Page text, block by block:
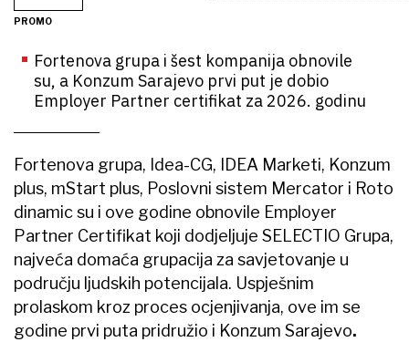
PROMO
Fortenova grupa i šest kompanija obnovile
su, a Konzum Sarajevo prvi put je dobio
Employer Partner certifikat za 2026. godinu
Fortenova grupa, Idea-CG, IDEA Marketi, Konzum
plus, mStart plus, Poslovni sistem Mercator i Roto
dinamic su i ove godine obnovile Employer
Partner Certifikat koji dodjeljuje SELECTIO Grupa,
najveća domaća grupacija za savjetovanje u
području ljudskih potencijala. Uspješnim
prolaskom kroz proces ocjenjivanja, ove im se
godine prvi puta pridružio i Konzum Sarajevo.